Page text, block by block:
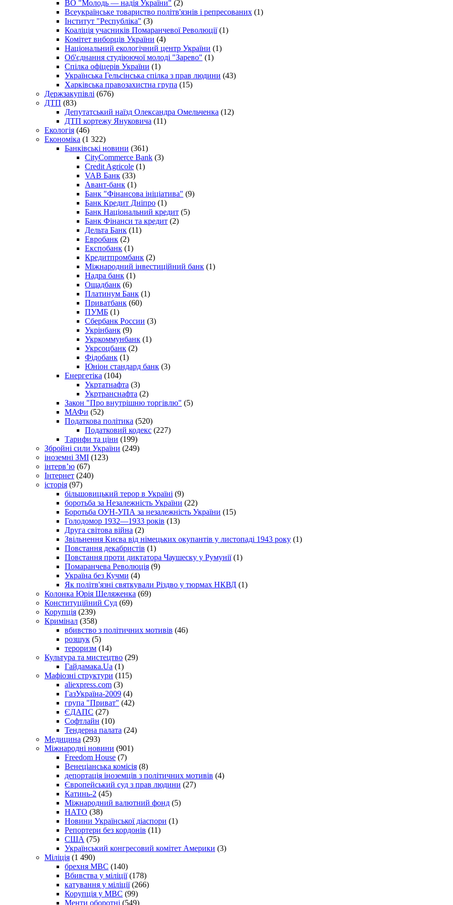
ВО "Молодь — надія України" (2)
Всеукраїнське товариство політв'язнів і репресованих (1)
Інститут "Республіка" (3)
Коаліція учасників Помаранчевої Революції(1)
Комітет виборців України (4)
Національний екологічний центр України (1)
Об'єднання студіюючої молоді "Зарево" (1)
Спілка офіцерів України (1)
Українська Гельсінська спілка з прав людини (43)
Харківська правозахистна група (15)
Держзакупівлі (676)
ДТП (83)
Депутатський наїзд Олександра Омельченка (12)
ДТП кортежу Януковича (11)
Екологія (46)
Економіка (1 322)
Банківські новини (361)
CityCommerce Bank (3)
Credit Agricole (1)
VAB Банк (33)
Авант-банк (1)
Банк "Фінансова ініціатива" (9)
Банк Кредит Дніпро (1)
Банк Національний кредит (5)
Банк Фінанси та кредит (2)
Дельта Банк (11)
Евробанк (2)
Експобанк (1)
Кредитпромбанк (2)
Міжнародний інвестиційний банк (1)
Надра банк (1)
Ощадбанк (6)
Платинум Банк (1)
Приватбанк (60)
ПУМБ (1)
Сбербанк России (3)
Укрінбанк (9)
Укркоммунбанк (1)
Укрсоцбанк (2)
Фідобанк (1)
Юніон стандард банк (3)
Енергетіка (104)
Укртатнафта (3)
Укртранснафта (2)
Закон "Про внутрішню торгівлю" (5)
МАФи (52)
Податкова політика (520)
Податковий кодекс (227)
Тарифи та ціни (199)
Збройні сили України (249)
іноземні ЗМІ (123)
інтерв’ю (67)
Інтернет (240)
історія (97)
більшовицький терор в Україні (9)
боротьба за Незалежність України (22)
Боротьба ОУН-УПА за незалежність України (15)
Голодомор 1932—1933 років (13)
Друга світова війна (2)
Звільнення Києва від німецьких окупантів у листопаді 1943 року (1)
Повстання декабристів (1)
Повстання проти диктатора Чаушеску у Румунії(1)
Помаранчева Революція (9)
Україна без Кучми (4)
Як політв'язні святкували Різдво у тюрмах НКВД (1)
Колонка Юрія Шеляженка (69)
Конституційний Суд (69)
Корупція (239)
Кримінал (358)
вбивство з політичних мотивів (46)
розшук (5)
тероризм (14)
Культура та мистецтво (29)
Гайдамака.Ua (1)
Мафіозні структури (115)
aliexpress.com (3)
ГазУкраїна-2009 (4)
група "Приват" (42)
ЄДАПС (27)
Софтлайн (10)
Тендерна палата (24)
Медицина (293)
Міжнародні новини (901)
Freedom House (7)
Венеціанська комісія (8)
депортація іноземців з політичних мотивів (4)
Європейський суд з прав людини (27)
Катинь-2 (45)
Міжнародний валютний фонд (5)
НАТО (38)
Новини Української діаспори (1)
Репортери без кордонів (11)
США (75)
Український конгресовий комітет Америки (3)
Міліція (1 490)
брехня МВС (140)
Вбивства у міліції(178)
катування у міліції(266)
Корупція у МВС (99)
Менти оборотні (549)